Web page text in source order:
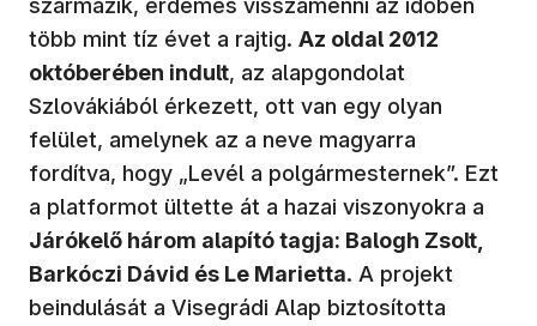
több mint tíz évet a rajtig. Az oldal 2012
októberében indult, az alapgondolat
Szlovákiából érkezett, ott van egy olyan
felület, amelynek az a neve magyarra
fordítva, hogy „Levél a polgármesternek”. Ezt
a platformot ültette át a hazai viszonyokra a
Járókelő három alapító tagja: Balogh Zsolt,
Barkóczi Dávid és Le Marietta. A projekt
beindulását a Visegrádi Alap biztosította